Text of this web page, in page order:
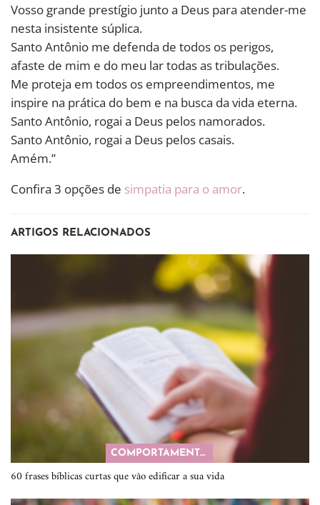
Vosso grande prestígio junto a Deus para atender-me
nesta insistente súplica.
Santo Antônio me defenda de todos os perigos,
afaste de mim e do meu lar todas as tribulações.
Me proteja em todos os empreendimentos, me
inspire na prática do bem e na busca da vida eterna.
Santo Antônio, rogai a Deus pelos namorados.
Santo Antônio, rogai a Deus pelos casais.
Amém.”
Confira 3 opções de simpatia para o amor.
ARTIGOS RELACIONADOS
COMPORTAMENTO
60 frases bíblicas curtas que vão edificar a sua vida